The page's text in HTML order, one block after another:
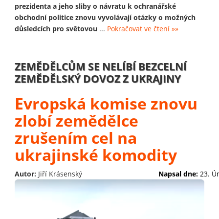
prezidenta a jeho sliby o návratu k ochranářské
obchodní politice znovu vyvolávají otázky o možných
důsledcích pro světovou ... Pokračovat ve čtení »»
ZEMĚDĚLCŮM SE NELÍBÍ BEZCELNÍ
ZEMĚDĚLSKÝ DOVOZ Z UKRAJINY
Evropská komise znovu
zlobí zemědělce
zrušením cel na
ukrajinské komodity
Autor: Jiří Krásenský Napsal dne: 23.